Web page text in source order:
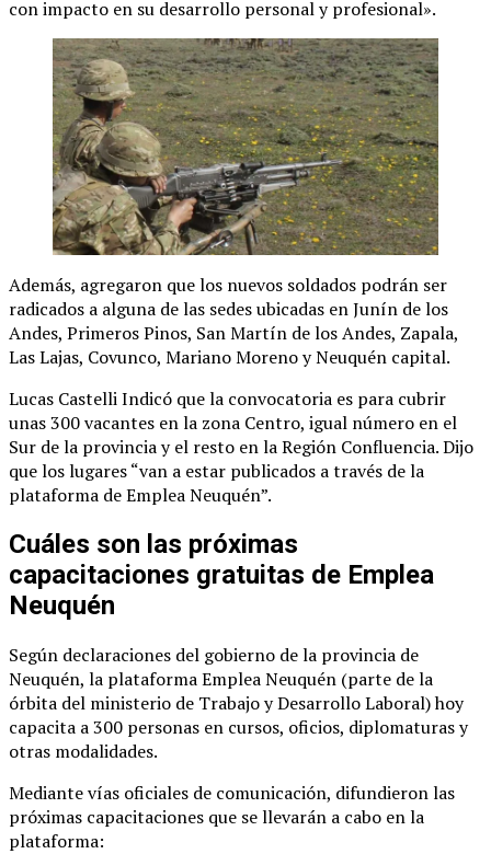
con impacto en su desarrollo personal y profesional».
Además, agregaron que los nuevos soldados podrán ser
radicados a alguna de las sedes ubicadas en Junín de los
Andes, Primeros Pinos, San Martín de los Andes, Zapala,
Las Lajas, Covunco, Mariano Moreno y Neuquén capital.
Lucas Castelli Indicó que la convocatoria es para cubrir
unas 300 vacantes en la zona Centro, igual número en el
Sur de la provincia y el resto en la Región Confluencia. Dijo
que los lugares “van a estar publicados a través de la
plataforma de Emplea Neuquén”.
Cuáles son las próximas
capacitaciones gratuitas de Emplea
Neuquén
Según declaraciones del gobierno de la provincia de
Neuquén, la plataforma Emplea Neuquén (parte de la
órbita del ministerio de Trabajo y Desarrollo Laboral) hoy
capacita a 300 personas en cursos, oficios, diplomaturas y
otras modalidades.
Mediante vías oficiales de comunicación, difundieron las
próximas capacitaciones que se llevarán a cabo en la
plataforma: